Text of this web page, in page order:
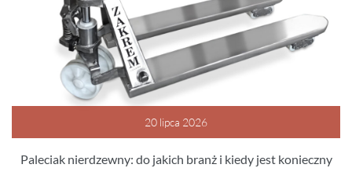
20 lipca 2026
Paleciak nierdzewny: do jakich branż i kiedy jest konieczny